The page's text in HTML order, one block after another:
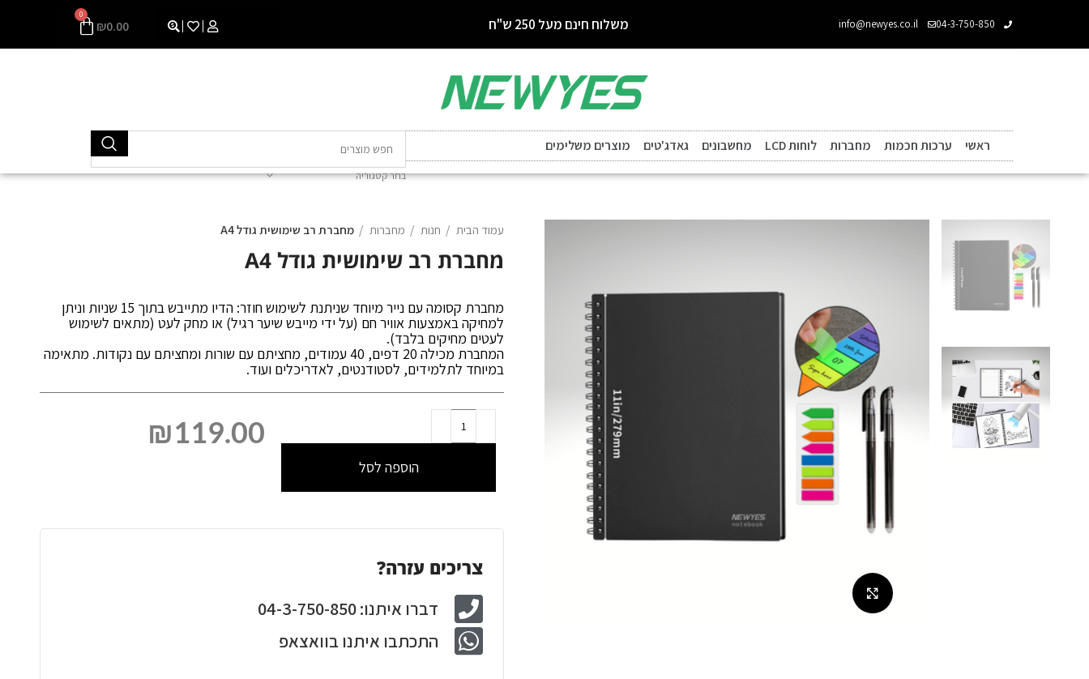
04-3-750-850
info@newyes.co.il משלוח חינם מעל 250 ש"ח ₪0.00
0
ראשי ערכות חכמות מחברות לוחות LCD מחשבונים גאדג'טים מוצרים משלימים
בחר קטגוריה
לחצו להגדלה
עמוד הבית חנות מחברות מחברת רב שימושית גודל A4
מחברת רב שימושית גודל A4
מחברת קסומה עם נייר מיוחד שניתנת לשימוש חוזר: הדיו מתייבש בתוך 15 שניות וניתן
למחיקה באמצעות אוויר חם (על ידי מייבש שיער רגיל) או מחק לעט (מתאים לשימוש
לעטים מחיקים בלבד).
המחברת מכילה 20 דפים, 40 עמודים, מחציתם עם שורות ומחציתם עם נקודות. מתאימה
במיוחד לתלמידים, לסטודנטים, לאדריכלים ועוד.
הוספה לסל
₪119.00
צריכים עזרה?
דברו איתנו: 04-3-750-850
התכתבו איתנו בוואצאפ